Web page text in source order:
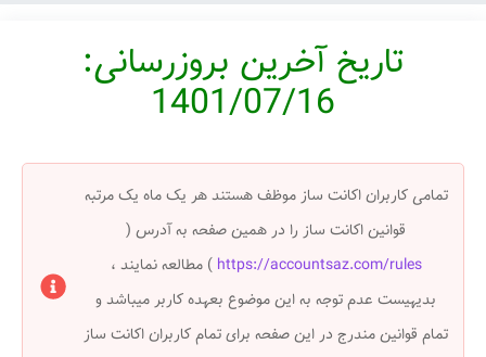
تاریخ آخرین بروزرسانی:
1401/07/16
تمامی کاربران اکانت ساز موظف هستند هر یک ماه یک مرتبه
قوانین اکانت ساز را در همین صفحه به آدرس (
https://accountsaz.com/rules ) مطالعه نمایند ،
بدیهیست عدم توجه به این موضوع بعهده کاربر میباشد و
تمام قوانین مندرج در این صفحه برای تمام کاربران اکانت ساز